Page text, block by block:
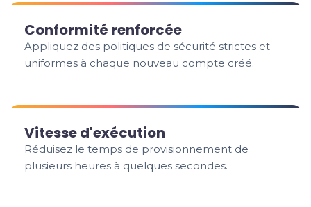
Conformité renforcée
Appliquez des politiques de sécurité strictes et
uniformes à chaque nouveau compte créé.
Vitesse d'exécution
Réduisez le temps de provisionnement de
plusieurs heures à quelques secondes.